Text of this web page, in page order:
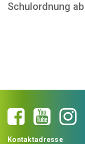
Schulordnung
Kontaktadresse